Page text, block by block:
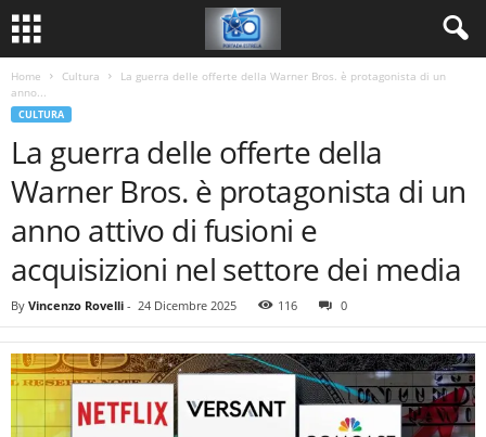
Home Cultura
La guerra delle offerte della Warner Bros. è protagonista di un
anno...
CULTURA
La guerra delle offerte della
Warner Bros. è protagonista di un
anno attivo di fusioni e
acquisizioni nel settore dei media
By Vincenzo Rovelli - 24 Dicembre 2025 116 0